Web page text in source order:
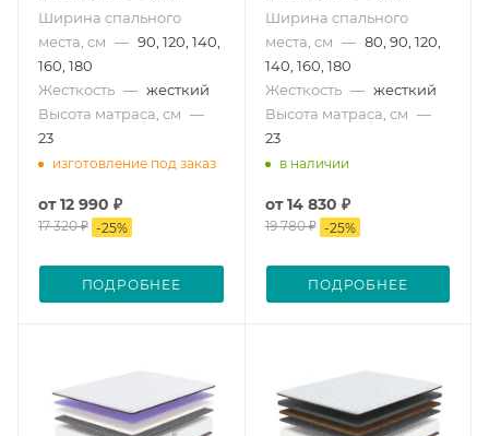
Ширина спального
места, см — 90, 120, 140,
160, 180
Жесткость — жесткий
Высота матраса, см —
23
изготовление под заказ
от12 990 ₽
17 320 ₽ -25%
ПОДРОБНЕЕ
Ширина спального
места, см — 80, 90, 120,
140, 160, 180
Жесткость — жесткий
Высота матраса, см —
23
в наличии
от14 830 ₽
19 780 ₽ -25%
ПОДРОБНЕЕ